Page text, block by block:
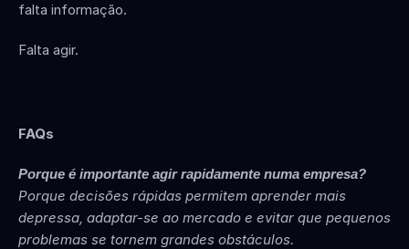
falta informação.
Falta agir.
FAQs
Porque é importante agir rapidamente numa empresa?
Porque decisões rápidas permitem aprender mais
depressa, adaptar-se ao mercado e evitar que pequenos
problemas se tornem grandes obstáculos.